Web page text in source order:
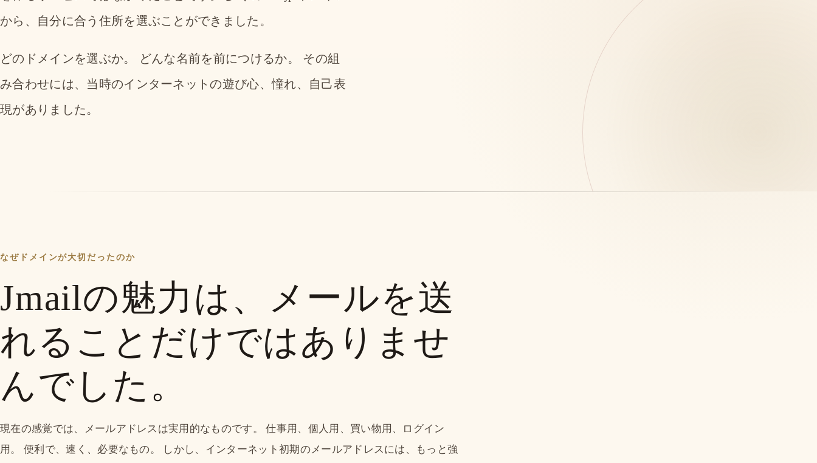
から、自分に合う住所を選ぶことができました。
どのドメインを選ぶか。 どんな名前を前につけるか。 その組
み合わせには、当時のインターネットの遊び心、憧れ、自己表
現がありました。
なぜドメインが大切だったのか
Jmailの魅力は、メールを送
れることだけではありませ
んでした。
現在の感覚では、メールアドレスは実用的なものです。 仕事用、個人用、買い物用、ログイン
用。 便利で、速く、必要なもの。 しかし、インターネット初期のメールアドレスには、もっと強